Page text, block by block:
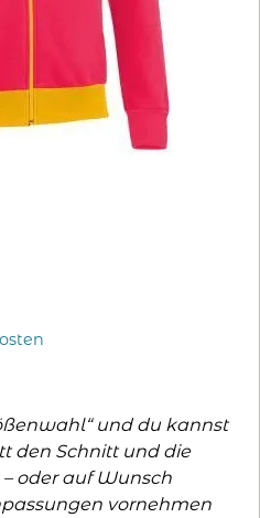
und du kannst
den Schnitt und die
oder auf Wunsch
vornehmen